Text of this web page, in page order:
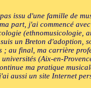
issu d'une famille de
part, j'ai commencé
un Breton d'adoption,
au final, ma carrière
(Aix-en-
ma pratique
aussi un site Internet